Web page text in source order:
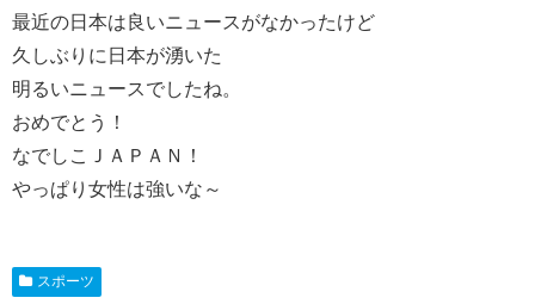
最近の日本は良いニュースがなかったけど
久しぶりに日本が湧いた
明るいニュースでしたね。
おめでとう！
なでしこＪＡＰＡＮ！
やっぱり女性は強いな～
スポーツ